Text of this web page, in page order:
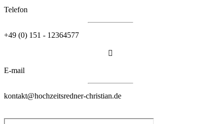
Telefon
+49 (0) 151 - 12364577

E-mail
kontakt@hochzeitsredner-christian.de